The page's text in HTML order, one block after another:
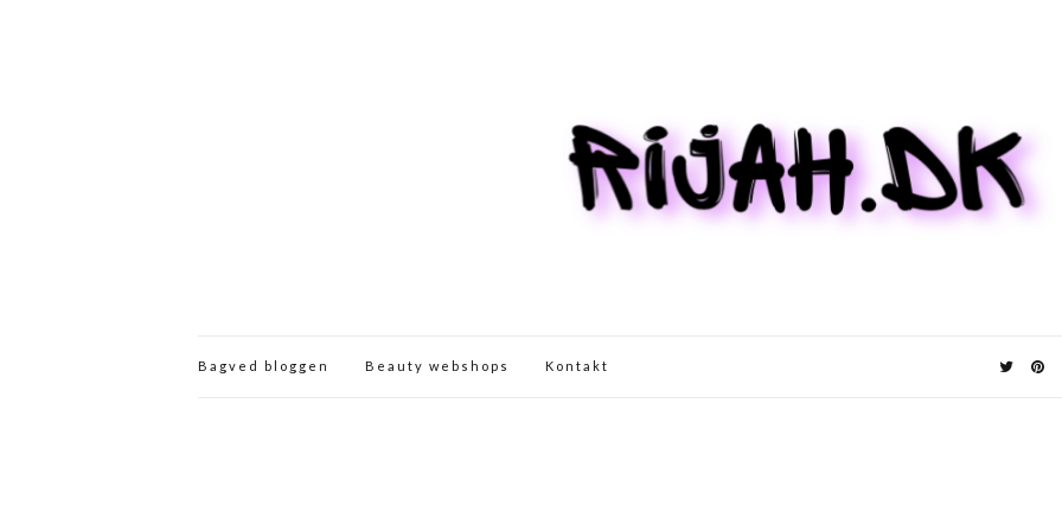
Bagved bloggen Beauty webshops Kontakt